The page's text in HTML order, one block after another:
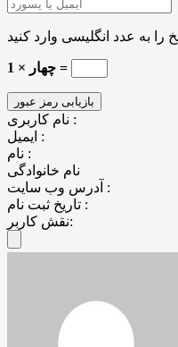
چهار × 1 =
نام کاربری :
ایمیل :
نام :
نام خانوادگی
آدرس وب سایت :
تاریخ ثبت نام :
نقش کاربر: